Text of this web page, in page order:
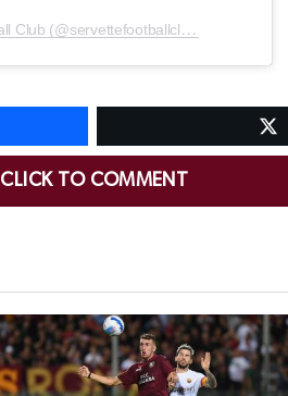
Un post condiviso da Servette Football Club (@servettefootballclub)
CLICK TO COMMENT